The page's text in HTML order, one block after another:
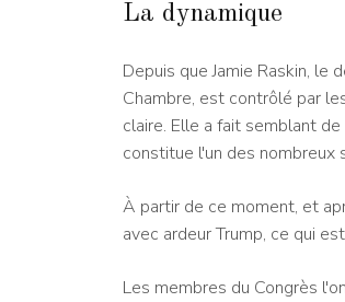
La dynamique
Depuis que Jamie Raskin,
Chambre, est contrôlé par
claire. Elle a fait semblant
constitue l'un des nombreux
À partir de ce moment, et
avec ardeur Trump, ce qui
Les membres du Congrès